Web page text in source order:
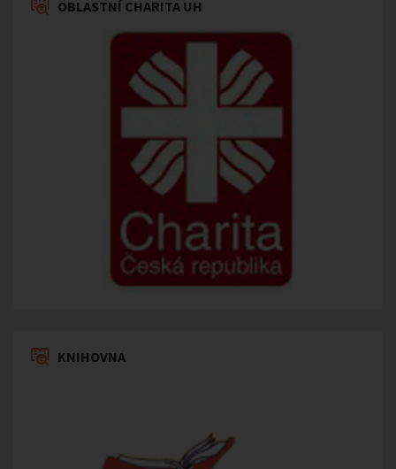
OBLASTNÍ CHARITA UH
KNIHOVNA